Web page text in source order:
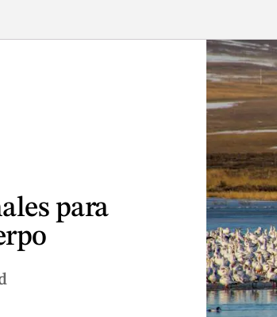
para